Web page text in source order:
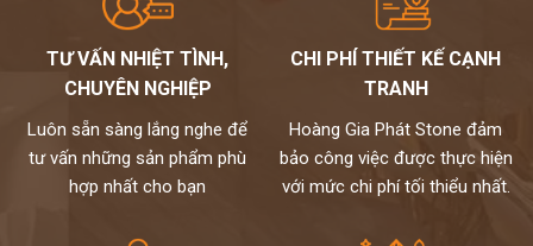
TƯ VẤN NHIỆT TÌNH,
CHUYÊN NGHIỆP
Luôn sẵn sàng lắng nghe để
tư vấn những sản phẩm phù
hợp nhất cho bạn
CHI PHÍ THIẾT KẾ CẠNH
TRANH
Hoàng Gia Phát Stone đảm
bảo công việc được thực hiện
với mức chi phí tối thiểu nhất.